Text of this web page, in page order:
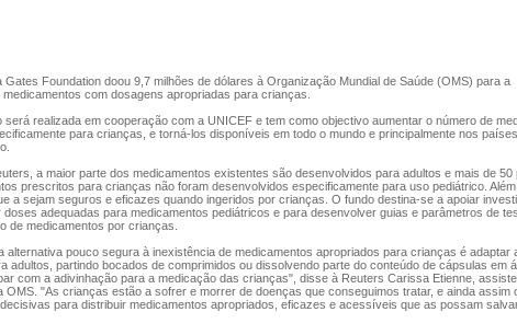
Gates Foundation doou 9,7 milhões de dólares à Organização Mundial de Saúde (OMS) para a
com dosagens apropriadas para crianças.
será realizada em cooperação com a UNICEF e tem como objectivo aumentar o número de
para crianças, e torná-los disponíveis em todo o mundo e principalmente nos
a maior parte dos medicamentos existentes são desenvolvidos para adultos e mais de 50
prescritos para crianças não foram desenvolvidos especificamente para uso pediátrico.
a sejam seguros e eficazes quando ingeridos por crianças. O fundo destina-se a apoiar
doses adequadas para medicamentos pediátricos e para desenvolver guias e parâmetros de
de medicamentos por crianças.
alternativa pouco segura à inexistência de medicamentos apropriados para crianças é adaptar
adultos, partindo bocados de comprimidos ou dissolvendo parte do conteúdo de cápsulas em
com a adivinhação para a medicação das crianças", disse à Reuters Carissa Etienne,
OMS. "As crianças estão a sofrer e morrer de doenças que conseguimos tratar, e ainda assim
para distribuir medicamentos apropriados, eficazes e acessíveis que as possam